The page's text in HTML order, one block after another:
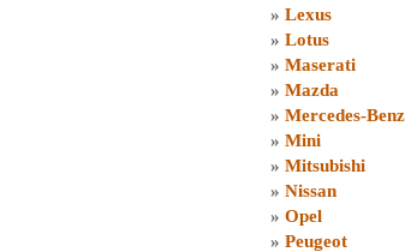
» Lexus
» Lotus
» Maserati
» Mazda
» Mercedes-Benz
» Mini
» Mitsubishi
» Nissan
» Opel
» Peugeot